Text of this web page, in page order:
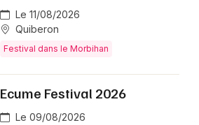
Le 11/08/2026
Quiberon
Festival dans le Morbihan
Ecume Festival 2026
Le 09/08/2026